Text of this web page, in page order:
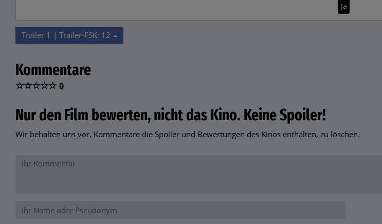
Ja
Trailer 1 | Trailer-FSK: 12
Kommentare
☆☆☆☆☆ 0
Nur den Film bewerten, nicht das Kino. Keine Spoiler!
Wir behalten uns vor, Kommentare die Spoiler und Bewertungen des Kinos enthalten, zu löschen.